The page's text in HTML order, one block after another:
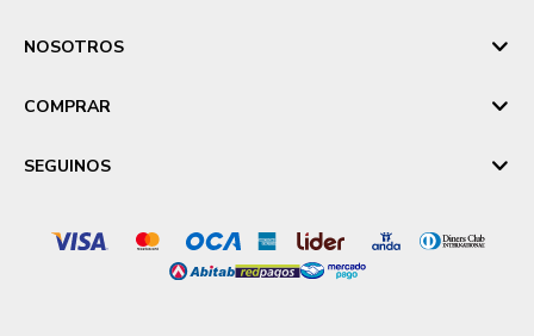
NOSOTROS
COMPRAR
SEGUINOS